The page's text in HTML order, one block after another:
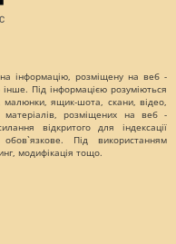
інформацію, розміщену на веб -
Під інформацією розуміються
малюнки, ящик-шота, скани, відео,
матеріалів, розміщених на веб -
відкритого для індексації
Під використанням
модифікація тощо.